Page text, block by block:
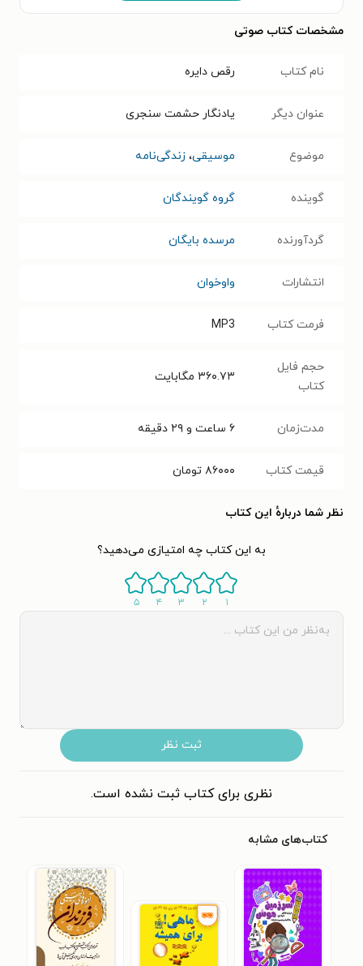
مشخصات کتاب صوتی
نام کتاب رقص دایره
عنوان دیگر یادنگار حشمت سنجری
موضوع موسیقی، زندگی‌نامه
گوینده گروه گویندگان
گردآورنده مرسده بایگان
انتشارات واوخوان
فرمت کتاب MP3
حجم فایل
کتاب
۳۶۰.۷۳ مگابایت
مدت‌زمان ۶ ساعت و ۲۹ دقیقه
قیمت کتاب ۸۶۰۰۰ تومان
نظر شما دربارهٔ این کتاب
به این کتاب چه امتیازی می‌دهید؟
۱ ۲ ۳ ۴ ۵
ثبت نظر
نظری برای کتاب ثبت نشده است.
کتاب‌های مشابه